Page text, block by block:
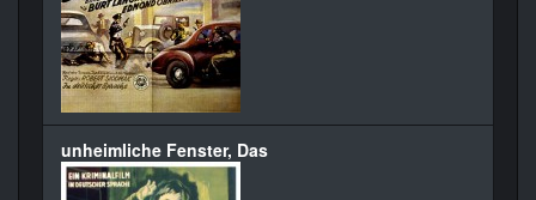
unheimliche Fenster, Das